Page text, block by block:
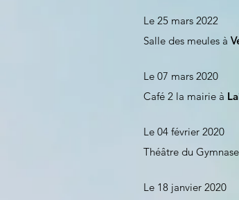
Le 25 mars 2022
Salle des meules à
Le 07 mars 2020
Café 2 la mairie à
Le 04 février 2020
Théâtre du
Le 18 janvier 2020